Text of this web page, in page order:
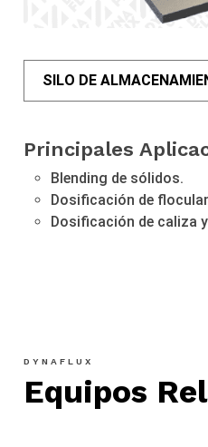
SILO DE
Principales
Blending de sólidos.
Dosificación de
Dosificación de caliza
DYNAFLUX
Equipos